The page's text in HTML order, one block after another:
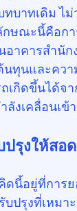
บาทเดิม ไ
กษณะนี้คือก
อาคารสำนั
ทุนและควา
กิดขึ้นได้จ
ลังเคลื่อนเข้
ปรุงให้ส
นี้อยู่ที่การ
บปรุงที่เหม